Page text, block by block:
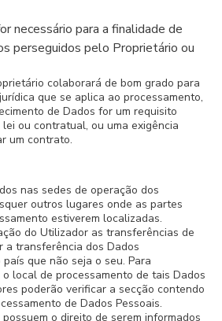
necessário para a finalidade de
perseguidos pelo Proprietário ou
colaborará de bom grado para
que se aplica ao processamento,
de Dados for um requisito
ou contratual, ou uma exigência
um contrato.
nas sedes de operação dos
outros lugares onde as partes
estiverem localizadas.
do Utilizador as transferências de
a transferência dos Dados
que não seja o seu. Para
local de processamento de tais Dados
poderão verificar a secção contendo
de Dados Pessoais.
o direito de serem informados